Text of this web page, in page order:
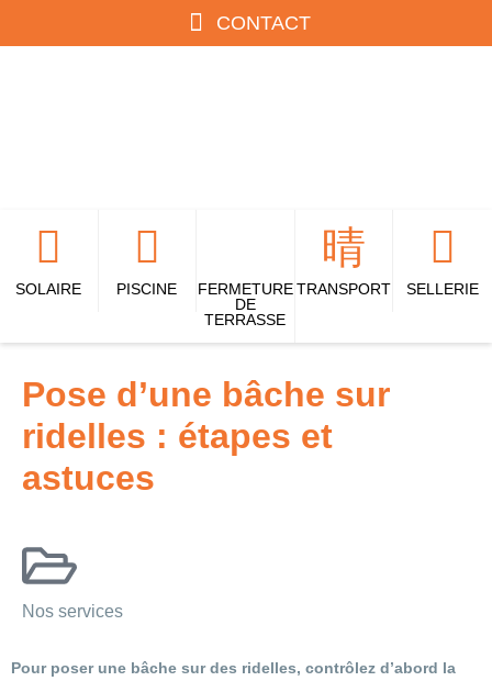
CONTACT
SOLAIRE PISCINE
FERMETURE
DE
TERRASSE
TRANSPORT SELLERIE
Pose d’une bâche sur
ridelles : étapes et
astuces
Nos services
Pour poser une bâche sur des ridelles, contrôlez d’abord la